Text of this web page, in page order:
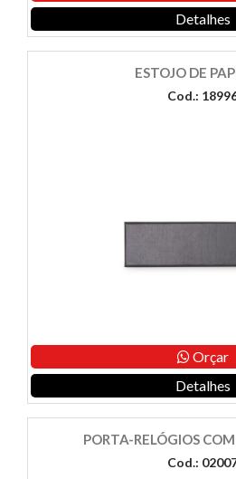
Detalhes
ESTOJO DE
Cod.:
Orçar
Detalhes
PORTA-RELÓGIOS
Cod.: